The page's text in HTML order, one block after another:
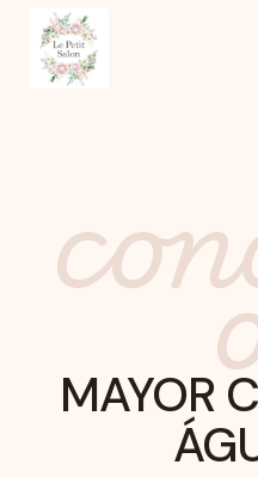
Saltar
contenido
MAYOR